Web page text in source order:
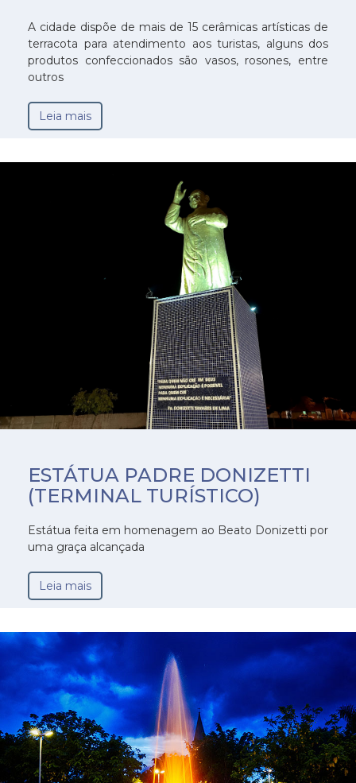
A cidade dispõe de mais de 15 cerâmicas artísticas de
terracota para atendimento aos turistas, alguns dos
produtos confeccionados são vasos, rosones, entre
outros
Leia mais
ESTÁTUA PADRE DONIZETTI
(TERMINAL TURÍSTICO)
Estátua feita em homenagem ao Beato Donizetti por
uma graça alcançada
Leia mais